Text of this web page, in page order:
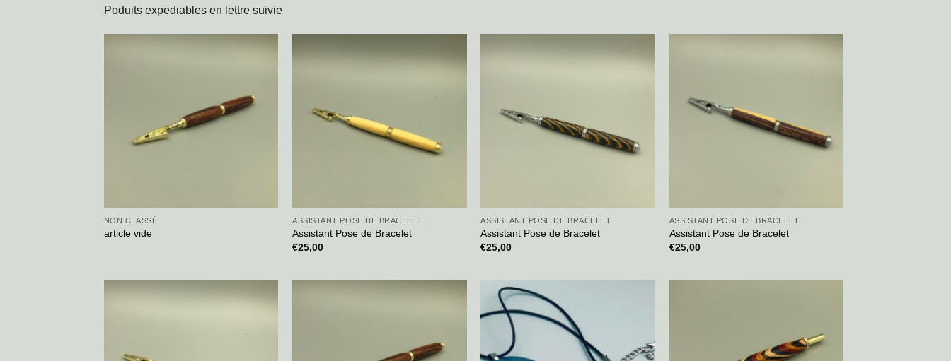
Poduits expediables en lettre suivie
NON CLASSÉ
article vide
ASSISTANT POSE DE BRACELET
Assistant Pose de Bracelet
€25,00
ASSISTANT POSE DE BRACELET
Assistant Pose de Bracelet
€25,00
ASSISTANT POSE DE BRACELET
Assistant Pose de Bracelet
€25,00